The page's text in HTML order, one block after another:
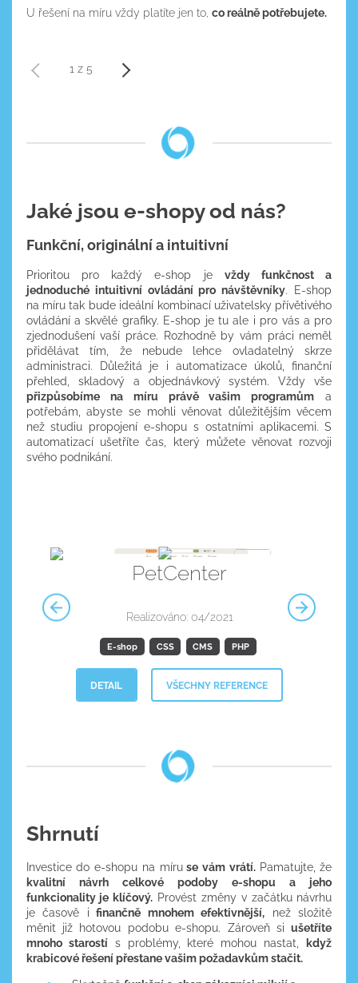
U řešení na míru vždy platíte jen to, co reálně potřebujete.
1 z 5
Jaké jsou e-shopy od nás?
Funkční, originální a intuitivní
Prioritou pro každý e-shop je vždy funkčnost a
jednoduché intuitivní ovládání pro návštěvníky. E-shop
na míru tak bude ideální kombinací uživatelsky přívětivého
ovládání a skvělé grafiky. E-shop je tu ale i pro vás a pro
zjednodušení vaší práce. Rozhodně by vám práci neměl
přidělávat tím, že nebude lehce ovladatelný skrze
administraci. Důležitá je i automatizace úkolů, finanční
přehled, skladový a objednávkový systém. Vždy vše
přizpůsobíme na míru právě vašim programům a
potřebám, abyste se mohli věnovat důležitějším věcem
než studiu propojení e-shopu s ostatními aplikacemi. S
automatizací ušetříte čas, který můžete věnovat rozvoji
svého podnikání.
PetCenter
Realizováno: 04/2021
E-shop CSS CMS PHP
DETAIL VŠECHNY REFERENCE
Shrnutí
Investice do e-shopu na míruse vám vrátí. Pamatujte, že
kvalitní návrh celkové podoby e-shopu a jeho
funkcionality je klíčový. Provést změny v začátku návrhu
je časově i finančně mnohem efektivnější, než složitě
měnit již hotovou podobu e-shopu. Zároveň siušetříte
mnoho starostís problémy, které mohou nastat, když
krabicové řešení přestane vašim požadavkům stačit.